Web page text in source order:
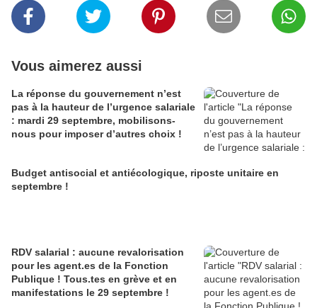
Vous aimerez aussi
La réponse du gouvernement n’est
pas à la hauteur de l’urgence salariale
: mardi 29 septembre, mobilisons-
nous pour imposer d’autres choix !
Budget antisocial et antiécologique, riposte unitaire en
septembre !
RDV salarial : aucune revalorisation
pour les agent.es de la Fonction
Publique ! Tous.tes en grève et en
manifestations le 29 septembre !